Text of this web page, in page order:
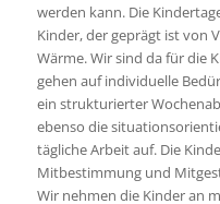
werden kann. Die
Kinder, der geprägt ist von
Wärme. Wir sind da für die
gehen auf individuelle
ein strukturierter
ebenso die
tägliche Arbeit auf. Die
Mitbestimmung und
Wir nehmen die Kinder an